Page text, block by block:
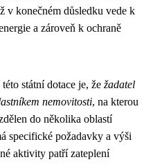
v konečném důsledku vede k
a zároveň k ochraně
státní dotace je, že žadatel
nemovitosti, na kterou
do několika oblastí
specifické požadavky a výši
aktivity patří zateplení